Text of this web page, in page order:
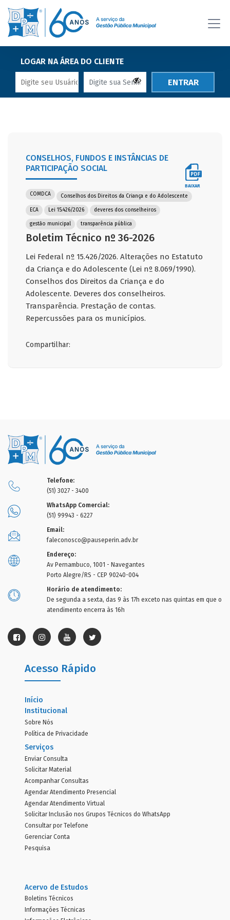
LOGAR NA ÁREA DO CLIENTE
ENTRAR
CONSELHOS, FUNDOS E INSTÂNCIAS DE
PARTICIPAÇÃO SOCIAL
BAIXAR
COMDCA Conselhos dos Direitos da Criança e do Adolescente
ECA Lei 15.426/2026 deveres dos conselheiros
gestão municipal transparência pública
Boletim Técnico nº 36-2026
Lei Federal nº 15.426/2026. Alterações no Estatuto
da Criança e do Adolescente (Lei nº 8.069/1990).
Conselhos dos Direitos da Criança e do
Adolescente. Deveres dos conselheiros.
Transparência. Prestação de contas.
Repercussões para os municípios.
Compartilhar:
Telefone:
(51) 3027 - 3400
WhatsApp Comercial:
(51) 99943 - 6227
Email:
faleconosco@pauseperin.adv.br
Endereço:
Av Pernambuco, 1001 - Navegantes
Porto Alegre/RS - CEP 90240-004
Horário de atendimento:
De segunda a sexta, das 9 às 17h exceto nas quintas em que o
atendimento encerra às 16h
Acesso Rápido
Início
Institucional
Sobre Nós
Política de Privacidade
Serviços
Enviar Consulta
Solicitar Material
Acompanhar Consultas
Agendar Atendimento Presencial
Agendar Atendimento Virtual
Solicitar Inclusão nos Grupos Técnicos do WhatsApp
Consultar por Telefone
Gerenciar Conta
Pesquisa
Acervo de Estudos
Boletins Técnicos
Informações Técnicas